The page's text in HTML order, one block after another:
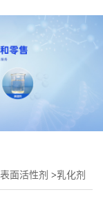
面活性剂 >乳化剂